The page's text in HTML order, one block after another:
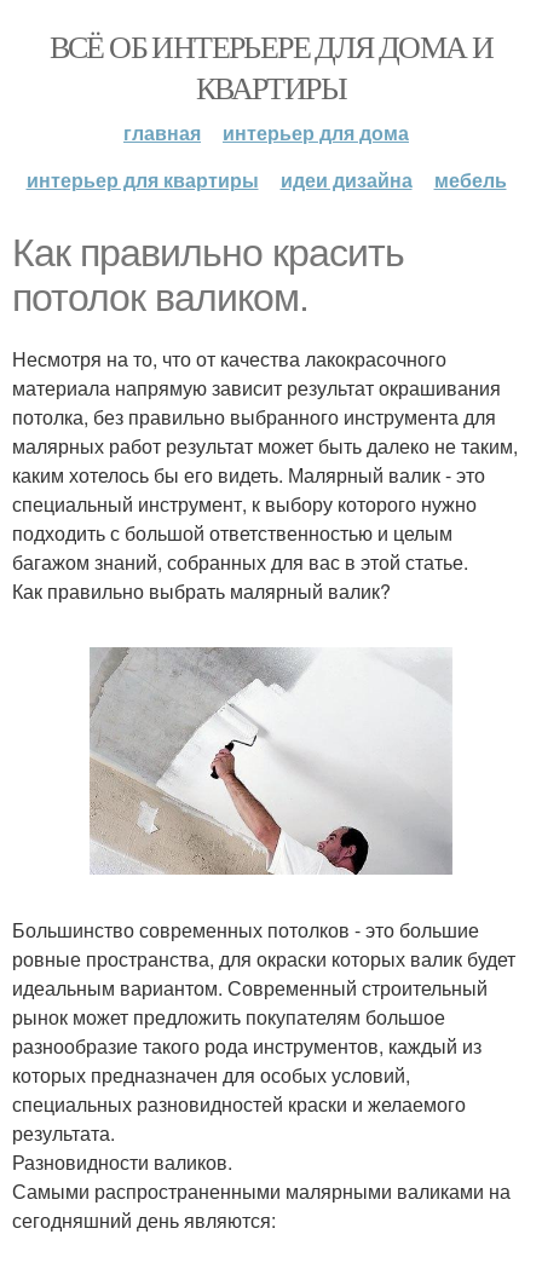
ВСЁ ОБ ИНТЕРЬЕРЕ ДЛЯ ДОМА И
КВАРТИРЫ
главная
интерьер для дома
интерьер для квартиры
идеи дизайна мебель
Как правильно красить
потолок валиком.
Несмотря на то, что от качества лакокрасочного
материала напрямую зависит результат окрашивания
потолка, без правильно выбранного инструмента для
малярных работ результат может быть далеко не таким,
каким хотелось бы его видеть. Малярный валик - это
специальный инструмент, к выбору которого нужно
подходить с большой ответственностью и целым
багажом знаний, собранных для вас в этой статье.
Как правильно выбрать малярный валик?
Большинство современных потолков - это большие
ровные пространства, для окраски которых валик будет
идеальным вариантом. Современный строительный
рынок может предложить покупателям большое
разнообразие такого рода инструментов, каждый из
которых предназначен для особых условий,
специальных разновидностей краски и желаемого
результата.
Разновидности валиков.
Самыми распространенными малярными валиками на
сегодняшний день являются: